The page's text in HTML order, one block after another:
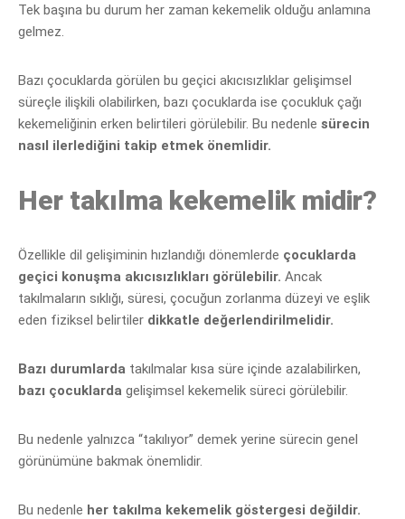
Tek başına bu durum her zaman kekemelik olduğu anlamına
gelmez.
Bazı çocuklarda görülen bu geçici akıcısızlıklar gelişimsel
süreçle ilişkili olabilirken, bazı çocuklarda ise çocukluk çağı
kekemeliğinin erken belirtileri görülebilir. Bu nedenle sürecin
nasıl ilerlediğini takip etmek önemlidir.
Her takılma kekemelik midir?
Özellikle dil gelişiminin hızlandığı dönemlerde çocuklarda
geçici konuşma akıcısızlıkları görülebilir. Ancak
takılmaların sıklığı, süresi, çocuğun zorlanma düzeyi ve eşlik
eden fiziksel belirtiler dikkatle değerlendirilmelidir.
Bazı durumlarda takılmalar kısa süre içinde azalabilirken,
bazı çocuklarda gelişimsel kekemelik süreci görülebilir.
Bu nedenle yalnızca “takılıyor” demek yerine sürecin genel
görünümüne bakmak önemlidir.
Bu nedenle her takılma kekemelik göstergesi değildir.